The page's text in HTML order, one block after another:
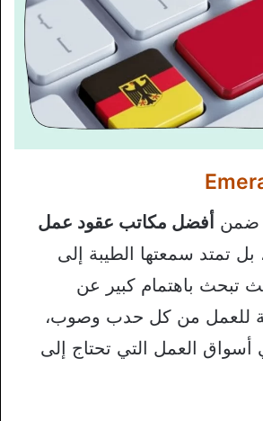
ضمن أفضل مكاتب عقود عمل
بل تمتد سمعتها الطيبة إلى
تبحث باهتمام كبير عن
للعمل من كل حدب وصوب،
العمل التي تحتاج إلى